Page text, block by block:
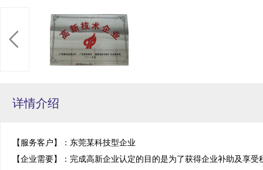
详情介绍
【服务客户】：东莞某科技型企业
【企业需要】：完成高新企业认定的目的是为了获得企业补助及享